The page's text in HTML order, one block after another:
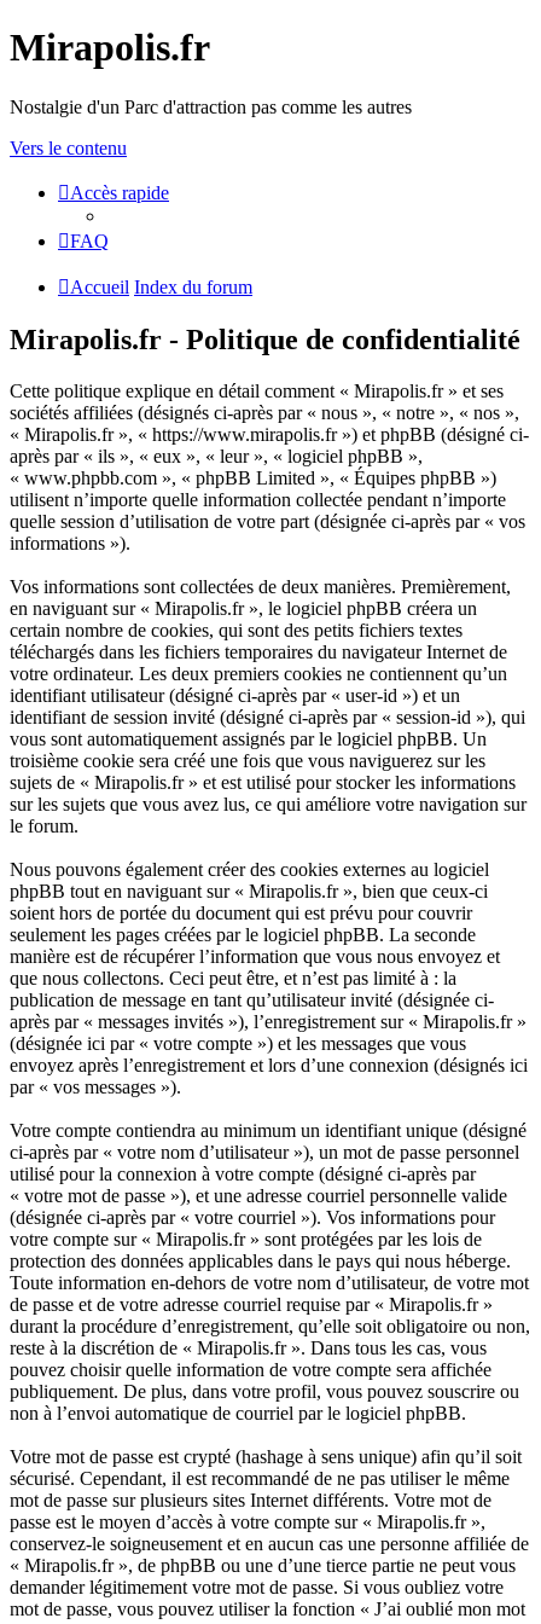
Mirapolis.fr
Nostalgie d'un Parc d'attraction pas comme les autres
Vers le contenu
Accès rapide
FAQ
Accueil Index du forum
Mirapolis.fr - Politique de confidentialité
Cette politique explique en détail comment « Mirapolis.fr » et ses
sociétés affiliées (désignés ci-après par « nous », « notre », « nos »,
« Mirapolis.fr », « https://www.mirapolis.fr ») et phpBB (désigné ci-
après par « ils », « eux », « leur », « logiciel phpBB »,
« www.phpbb.com », « phpBB Limited », « Équipes phpBB »)
utilisent n’importe quelle information collectée pendant n’importe
quelle session d’utilisation de votre part (désignée ci-après par « vos
informations »).
Vos informations sont collectées de deux manières. Premièrement,
en naviguant sur « Mirapolis.fr », le logiciel phpBB créera un
certain nombre de cookies, qui sont des petits fichiers textes
téléchargés dans les fichiers temporaires du navigateur Internet de
votre ordinateur. Les deux premiers cookies ne contiennent qu’un
identifiant utilisateur (désigné ci-après par « user-id ») et un
identifiant de session invité (désigné ci-après par « session-id »), qui
vous sont automatiquement assignés par le logiciel phpBB. Un
troisième cookie sera créé une fois que vous naviguerez sur les
sujets de « Mirapolis.fr » et est utilisé pour stocker les informations
sur les sujets que vous avez lus, ce qui améliore votre navigation sur
le forum.
Nous pouvons également créer des cookies externes au logiciel
phpBB tout en naviguant sur « Mirapolis.fr », bien que ceux-ci
soient hors de portée du document qui est prévu pour couvrir
seulement les pages créées par le logiciel phpBB. La seconde
manière est de récupérer l’information que vous nous envoyez et
que nous collectons. Ceci peut être, et n’est pas limité à : la
publication de message en tant qu’utilisateur invité (désignée ci-
après par « messages invités »), l’enregistrement sur « Mirapolis.fr »
(désignée ici par « votre compte ») et les messages que vous
envoyez après l’enregistrement et lors d’une connexion (désignés ici
par « vos messages »).
Votre compte contiendra au minimum un identifiant unique (désigné
ci-après par « votre nom d’utilisateur »), un mot de passe personnel
utilisé pour la connexion à votre compte (désigné ci-après par
« votre mot de passe »), et une adresse courriel personnelle valide
(désignée ci-après par « votre courriel »). Vos informations pour
votre compte sur « Mirapolis.fr » sont protégées par les lois de
protection des données applicables dans le pays qui nous héberge.
Toute information en-dehors de votre nom d’utilisateur, de votre mot
de passe et de votre adresse courriel requise par « Mirapolis.fr »
durant la procédure d’enregistrement, qu’elle soit obligatoire ou non,
reste à la discrétion de « Mirapolis.fr ». Dans tous les cas, vous
pouvez choisir quelle information de votre compte sera affichée
publiquement. De plus, dans votre profil, vous pouvez souscrire ou
non à l’envoi automatique de courriel par le logiciel phpBB.
Votre mot de passe est crypté (hashage à sens unique) afin qu’il soit
sécurisé. Cependant, il est recommandé de ne pas utiliser le même
mot de passe sur plusieurs sites Internet différents. Votre mot de
passe est le moyen d’accès à votre compte sur « Mirapolis.fr »,
conservez-le soigneusement et en aucun cas une personne affiliée de
« Mirapolis.fr », de phpBB ou une d’une tierce partie ne peut vous
demander légitimement votre mot de passe. Si vous oubliez votre
mot de passe, vous pouvez utiliser la fonction « J’ai oublié mon mot